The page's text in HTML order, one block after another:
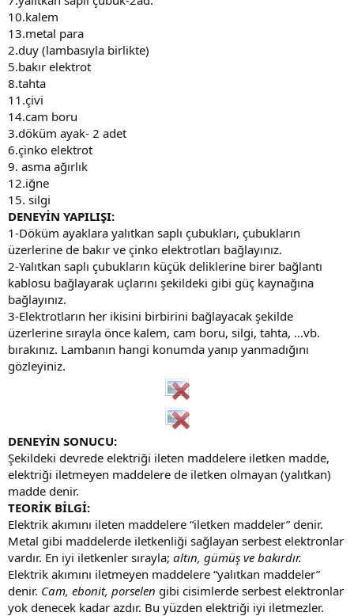
10.kalem
13.metal para
2.duy (lambasıyla birlikte)
5.bakır elektrot
8.tahta
11.çivi
14.cam boru
3.döküm ayak- 2 adet
6.çinko elektrot
9. asma ağırlık
12.iğne
15. silgi
DENEYİN YAPILIŞI:
1-Döküm ayaklara yalıtkan saplı çubukları, çubukların
üzerlerine de bakır ve çinko elektrotları bağlayınız.
2-Yalıtkan saplı çubukların küçük deliklerine birer bağlantı
kablosu bağlayarak uçlarını şekildeki gibi güç kaynağına
bağlayınız.
3-Elektrotların her ikisini birbirini bağlayacak şekilde
üzerlerine sırayla önce kalem, cam boru, silgi, tahta, …vb.
bırakınız. Lambanın hangi konumda yanıp yanmadığını
gözleyiniz.
DENEYİN SONUCU:
Şekildeki devrede elektriği ileten maddelere iletken madde,
elektriği iletmeyen maddelere de iletken olmayan (yalıtkan)
madde denir.
TEORİK BİLGİ:
Elektrik akımını ileten maddelere “iletken maddeler” denir.
Metal gibi maddelerde iletkenliği sağlayan serbest elektronlar
vardır. En iyi iletkenler sırayla; altın, gümüş ve bakırdır.
Elektrik akımını iletmeyen maddelere “yalıtkan maddeler”
denir. Cam, ebonit, porselen gibi cisimlerde serbest elektronlar
yok denecek kadar azdır. Bu yüzden elektriği iyi iletmezler.